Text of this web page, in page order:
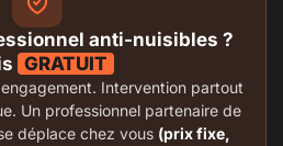
anti-nuisibles ?
GRATUIT
Intervention partout
Un professionnel partenaire de
déplace chez vous (prix fixe,